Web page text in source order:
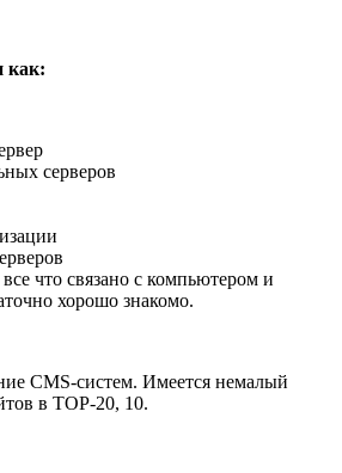
как:
серверов
что связано с компьютером и
хорошо знакомо.
CMS-систем. Имеется немалый
в TOP-20, 10.